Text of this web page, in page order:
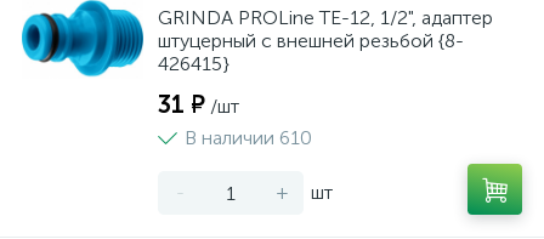
GRINDA PROLine TE-12, 1/2", адаптер
штуцерный с внешней резьбой {8-
426415}
31 ₽ /шт
В наличии 610
- + шт